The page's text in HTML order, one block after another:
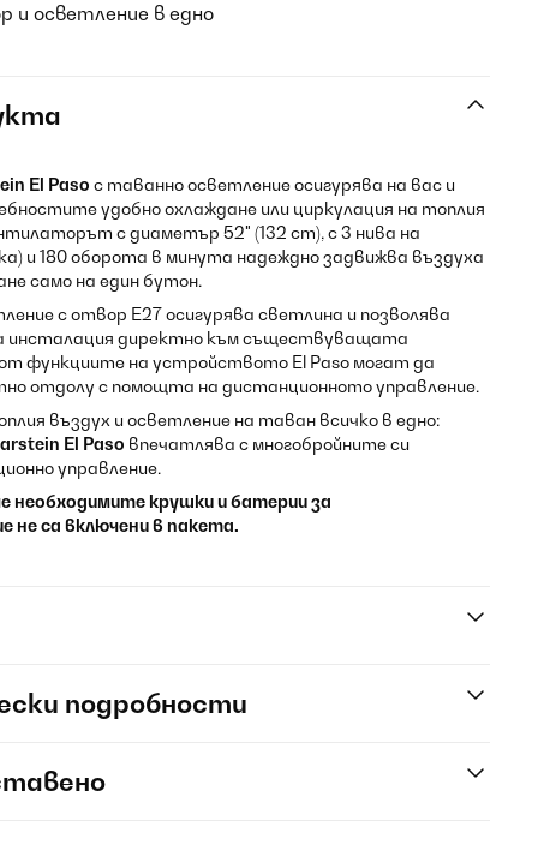
осветление в едно
El Paso с таванно осветление осигурява на вас и
удобно охлаждане или циркулация на топлия
с диаметър 52" (132 cm), с 3 нива на
и 180 оборота в минута надеждно задвижва въздуха
само на един бутон.
с отвор E27 осигурява светлина и позволява
инсталация директно към съществуващата
функциите на устройството El Paso могат да
отдолу с помощта на дистанционното управление.
въздух и осветление на таван всичко в едно:
El Paso впечатлява с многобройните си
управление.
необходимите крушки и батерии за
не са включени в пакета.
подробности